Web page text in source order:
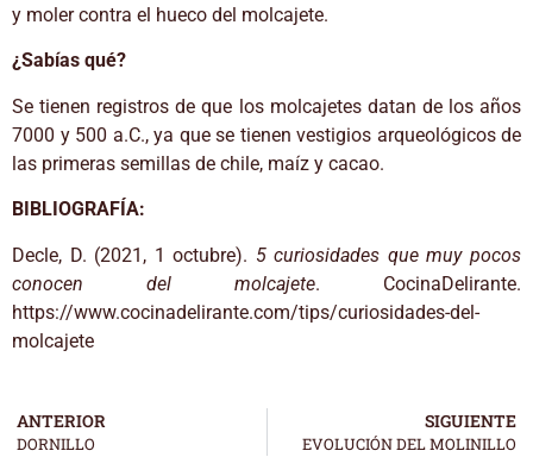
y moler contra el hueco del molcajete.
¿Sabías qué?
Se tienen registros de que los molcajetes datan de los años
7000 y 500 a.C., ya que se tienen vestigios arqueológicos de
las primeras semillas de chile, maíz y cacao.
BIBLIOGRAFÍA:
Decle, D. (2021, 1 octubre). 5 curiosidades que muy pocos
conocen del molcajete. CocinaDelirante.
https://www.cocinadelirante.com/tips/curiosidades-del-
molcajete
ANTERIOR
DORNILLO
SIGUIENTE
EVOLUCIÓN DEL MOLINILLO